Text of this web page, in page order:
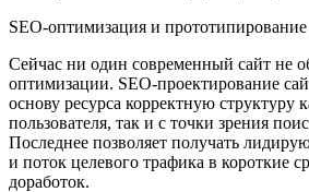
SEO-оптимизация и прототипирование
Сейчас ни один современный сайт не
оптимизации. SEO-проектирование
основу ресурса корректную структуру
пользователя, так и с точки зрения
Последнее позволяет получать
и поток целевого трафика в короткие
доработок.